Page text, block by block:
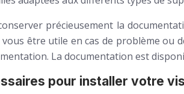
précieusement la
être utile en cas de problème
La documentation est
pour installer votre